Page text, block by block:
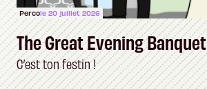
Percole 20 juillet 2026
The Great Evening Banquet
C’est ton festin !